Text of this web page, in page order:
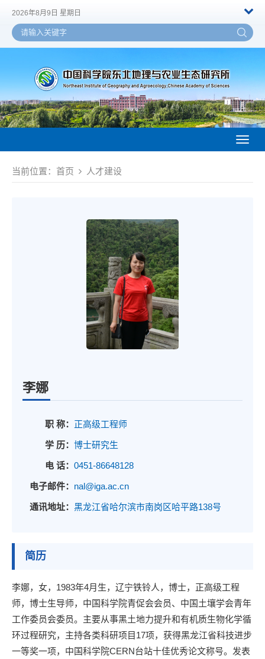
2026年8月9日 星期日
当前位置： 首页 人才建设
李娜
职 称： 正高级工程师
学 历： 博士研究生
电 话： 0451-86648128
电子邮件： nal@iga.ac.cn
通讯地址： 黑龙江省哈尔滨市南岗区哈平路138号
简历
李娜，女，1983年4月生，辽宁铁铃人，博士，正高级工程
师，博士生导师，中国科学院青促会会员、中国土壤学会青年
工作委员会委员。主要从事黑土地力提升和有机质生物化学循
环过程研究，主持各类科研项目17项，获得黑龙江省科技进步
一等奖一项，中国科学院CERN台站十佳优秀论文称号。发表